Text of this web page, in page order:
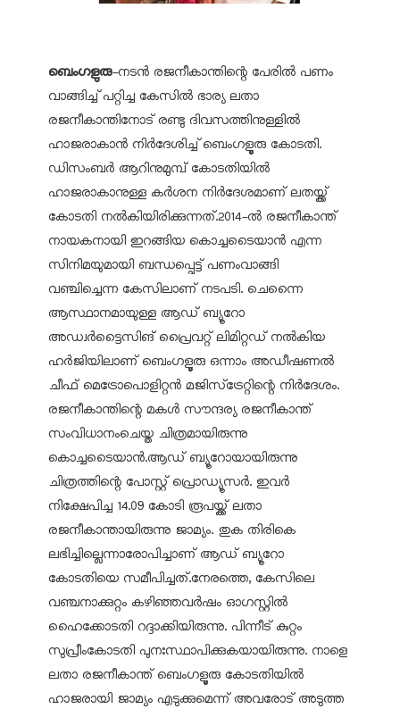
ബെംഗളുരു-നടന്‍ രജനീകാന്തിന്റെ പേരില്‍ പണം
വാങ്ങിച്ച് പറ്റിച്ച കേസില്‍ ഭാര്യ ലതാ
രജനീകാന്തിനോട് രണ്ടു ദിവസത്തിനുള്ളില്‍
ഹാജരാകാന്‍ നിര്‍ദേശിച്ച് ബെംഗളൂരു കോടതി.
ഡിസംബര്‍ ആറിനുമുമ്പ് കോടതിയില്‍
ഹാജരാകാനുള്ള കര്‍ശന നിര്‍ദേശമാണ് ലതയ്ക്ക്
കോടതി നല്‍കിയിരിക്കുന്നത്.2014-ല്‍ രജനീകാന്ത്
നായകനായി ഇറങ്ങിയ കൊച്ചടൈയാന്‍ എന്ന
സിനിമയുമായി ബന്ധപ്പെട്ട് പണംവാങ്ങി
വഞ്ചിച്ചെന്ന കേസിലാണ് നടപടി. ചെന്നൈ
ആസ്ഥാനമായുള്ള ആഡ് ബ്യൂറോ
അഡ്വര്‍ട്ടൈസിങ് പ്രൈവറ്റ് ലിമിറ്റഡ് നല്‍കിയ
ഹര്‍ജിയിലാണ് ബെംഗളൂരു ഒന്നാം അഡീഷണല്‍
ചീഫ് മെട്രോപൊളിറ്റന്‍ മജിസ്‌ട്രേറ്റിന്റെ നിര്‍ദേശം.
രജനീകാന്തിന്റെ മകള്‍ സൗന്ദര്യ രജനീകാന്ത്
സംവിധാനംചെയ്ത ചിത്രമായിരുന്നു
കൊച്ചടൈയാന്‍.ആഡ് ബ്യൂറോയായിരുന്നു
ചിത്രത്തിന്റെ പോസ്റ്റ് പ്രൊഡ്യൂസര്‍. ഇവര്‍
നിക്ഷേപിച്ച 14.09 കോടി രൂപയ്ക്ക് ലതാ
രജനീകാന്തായിരുന്നു ജാമ്യം. തുക തിരികെ
ലഭിച്ചില്ലെന്നാരോപിച്ചാണ് ആഡ് ബ്യൂറോ
കോടതിയെ സമീപിച്ചത്.നേരത്തെ, കേസിലെ
വഞ്ചനാക്കുറ്റം കഴിഞ്ഞവര്‍ഷം ഓഗസ്റ്റില്‍
ഹൈക്കോടതി റദ്ദാക്കിയിരുന്നു. പിന്നീട് കുറ്റം
സുപ്രീംകോടതി പുനഃസ്ഥാപിക്കുകയായിരുന്നു. നാളെ
ലതാ രജനീകാന്ത് ബെംഗളൂരു കോടതിയില്‍
ഹാജരായി ജാമ്യം എടുക്കുമെന്ന് അവരോട് അടുത്ത